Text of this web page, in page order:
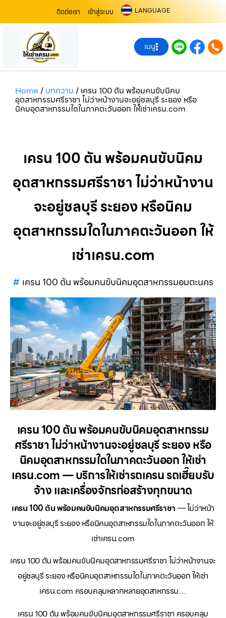
ติดต่อเรา เข้าสู่ระบบ LANGUAGE
เมนู
Home/ บทความ / เครน 100 ตัน พร้อมคนขับนิคม
อุตสาหกรรมศรีราชา ไม่ว่าหน้างานจะอยู่ชลบุรี ระยอง หรือ
นิคมอุตสาหกรรมใดในภาคตะวันออก ให้เช่าเครน.com
เครน 100 ตัน พร้อมคนขับนิคม
อุตสาหกรรมศรีราชา ไม่ว่าหน้างาน
จะอยู่ชลบุรี ระยอง หรือนิคม
อุตสาหกรรมใดในภาคตะวันออก ให้
เช่าเครน.com
เครน 100 ตัน พร้อมคนขับนิคมอุตสาหกรรมอมตะนคร
เครน 100 ตัน พร้อมคนขับนิคมอุตสาหกรรม
ศรีราชา ไม่ว่าหน้างานจะอยู่ชลบุรี ระยอง หรือ
นิคมอุตสาหกรรมใดในภาคตะวันออก ให้เช่า
เครน.com — บริการให้เช่ารถเครน รถเฮี๊ยบรับ
จ้าง และเครื่องจักรก่อสร้างทุกขนาด
เครน 100 ตัน พร้อมคนขับนิคมอุตสาหกรรมศรีราชา — ไม่ว่าหน้า
งานจะอยู่ชลบุรี ระยอง หรือนิคมอุตสาหกรรมใดในภาคตะวันออก ให้
เช่าเครน.com
เครน 100 ตัน พร้อมคนขับนิคมอุตสาหกรรมศรีราชา ไม่ว่าหน้างานจะ
อยู่ชลบุรี ระยอง หรือนิคมอุตสาหกรรมใดในภาคตะวันออก ให้เช่า
เครน.com ครอบคลุมหลากหลายอุตสาหกรรม…
เครน 100 ตัน พร้อมคนขับนิคมอุตสาหกรรมศรีราชา ครอบคลุม